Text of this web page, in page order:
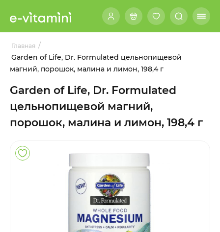
Главная /
Garden of Life, Dr. Formulated цельнопищевой
магний, порошок, малина и лимон, 198,4 г
Garden of Life, Dr. Formulated
цельнопищевой магний,
порошок, малина и лимон, 198,4 г